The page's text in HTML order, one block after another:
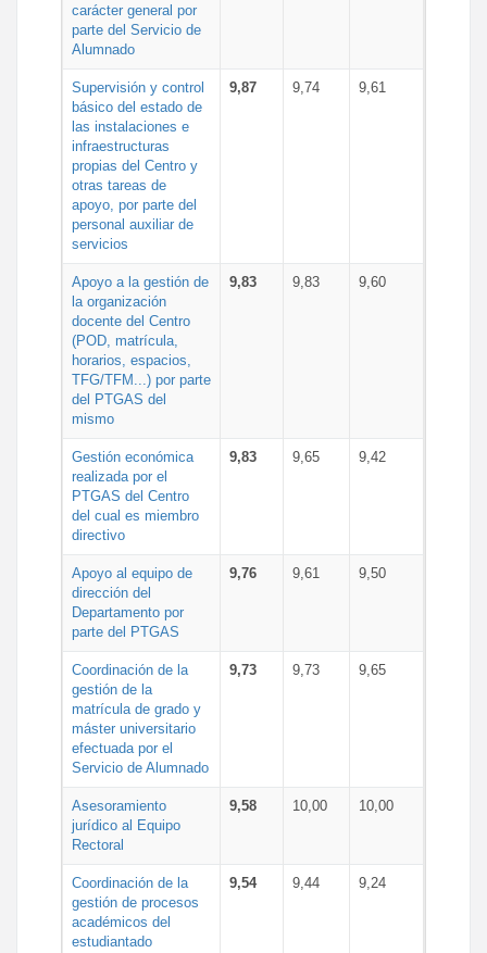
carácter general por
parte del Servicio de
Alumnado
Supervisión y control
básico del estado de
las instalaciones e
infraestructuras
propias del Centro y
otras tareas de
apoyo, por parte del
personal auxiliar de
servicios
9,87 9,74 9,61
Apoyo a la gestión de
la organización
docente del Centro
(POD, matrícula,
horarios, espacios,
TFG/TFM...) por parte
del PTGAS del
mismo
9,83 9,83 9,60
Gestión económica
realizada por el
PTGAS del Centro
del cual es miembro
directivo
9,83 9,65 9,42
Apoyo al equipo de
dirección del
Departamento por
parte del PTGAS
9,76 9,61 9,50
Coordinación de la
gestión de la
matrícula de grado y
máster universitario
efectuada por el
Servicio de Alumnado
9,73 9,73 9,65
Asesoramiento
jurídico al Equipo
Rectoral
9,58 10,00 10,00
Coordinación de la
gestión de procesos
académicos del
estudiantado
9,54 9,44 9,24